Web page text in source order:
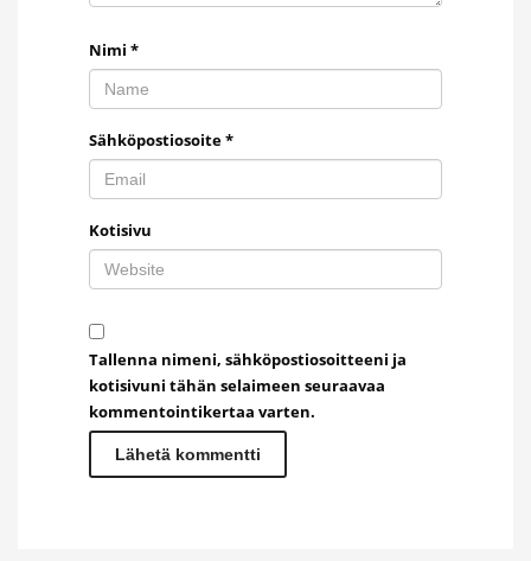
Nimi *
Sähköpostiosoite*
Kotisivu
Tallenna nimeni, sähköpostiosoitteeni ja
kotisivuni tähän selaimeen seuraavaa
kommentointikertaa varten.